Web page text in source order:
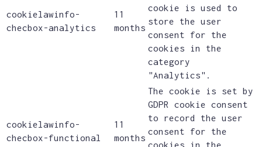
cookielawinfo-
checbox-analytics
11
months
cookie is used to
store the user
consent for the
cookies in the
category
"Analytics".
cookielawinfo-
checbox-functional
11
months
The cookie is set by
GDPR cookie consent
to record the user
consent for the
cookies in the